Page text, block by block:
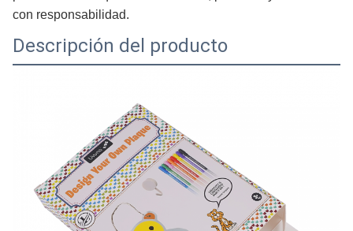
con responsabilidad.
Descripción del producto